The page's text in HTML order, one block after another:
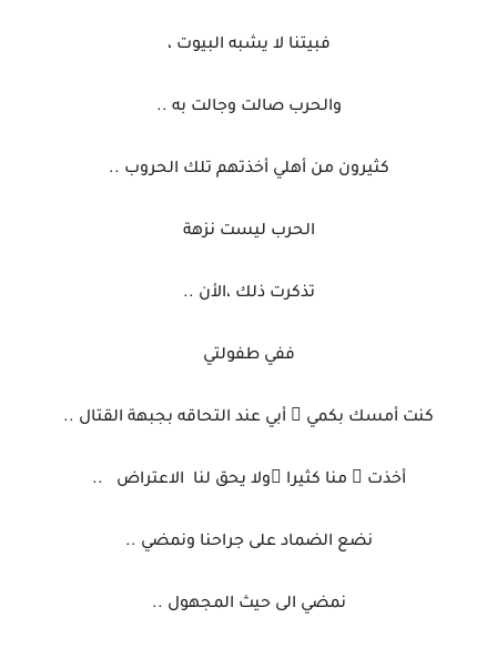
فبيتنا لا يشبه البيوت ،
والحرب صالت وجالت به ..
كثيرون من أهلي أخذتهم تلك الحروب ..
الحرب ليست نزهة
تذكرت ذلك ،الأن ..
ففي طفولتي
كنت أمسك بكمي ّ أبي عند التحاقه بجبهة القتال ..
أخذت ْ منا كثيرا ًولا يحق لنا الاعتراض ..
نضع الضماد على جراحنا ونمضي ..
نمضي الى حيث المجهول ..